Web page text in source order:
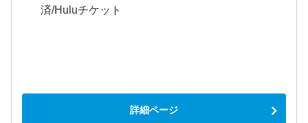
済/Huluチケット
詳細ページ